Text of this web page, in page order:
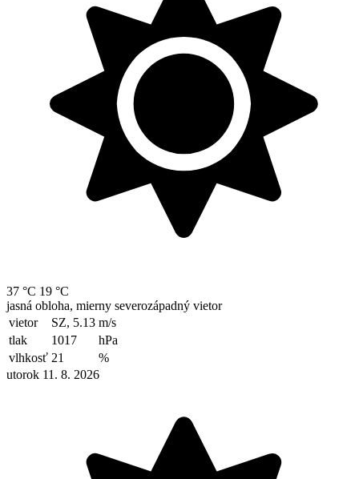
37 °C 19 °C
jasná obloha, mierny severozápadný vietor
vietor
SZ, 5.13 m/s
tlak
1017
hPa
vlhkosť 21
%
utorok 11. 8. 2026